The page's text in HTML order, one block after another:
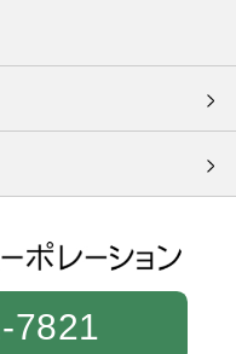
7821